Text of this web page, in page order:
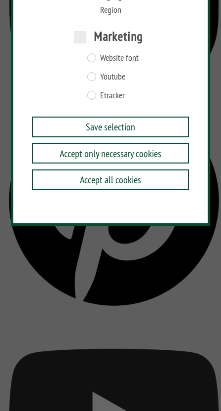
Region
Marketing
Website font
Youtube
Etracker
Save selection
Accept only necessary cookies
Accept all cookies